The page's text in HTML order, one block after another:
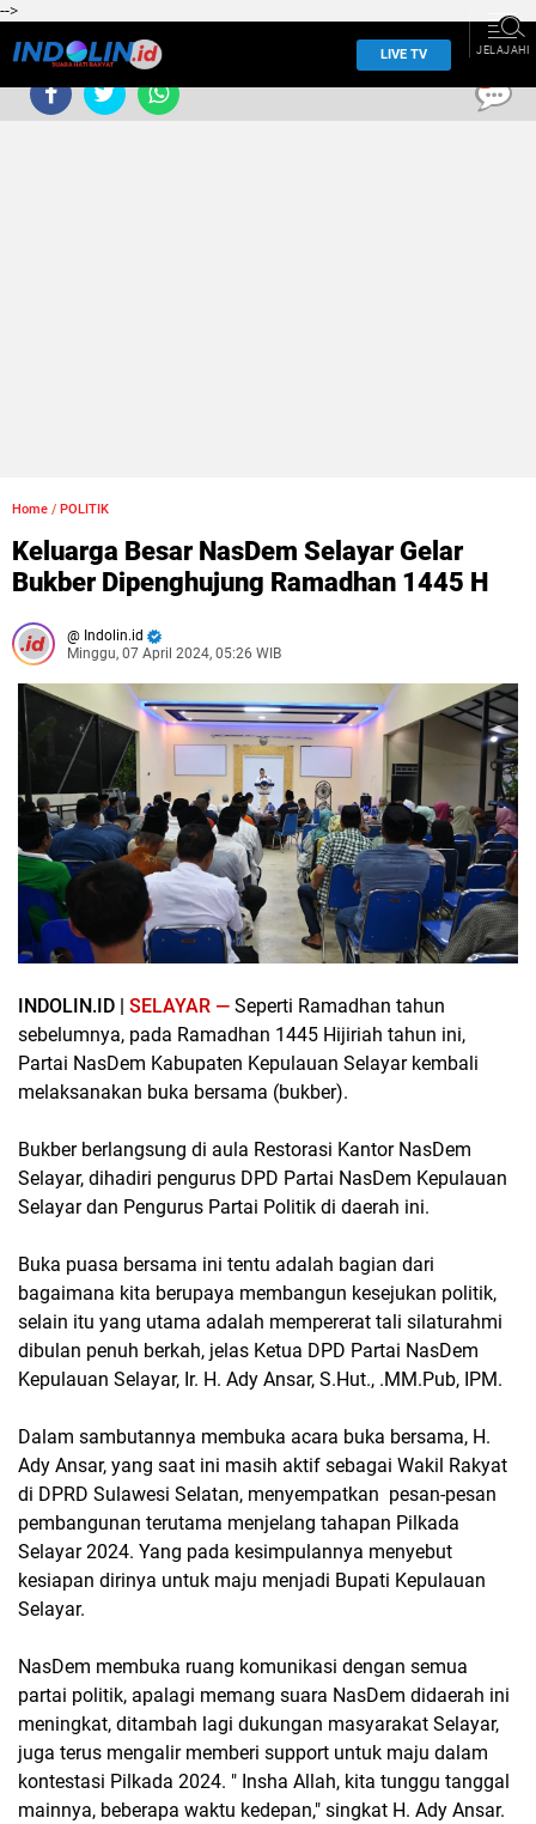
-->
LIVE TV JELAJAHI
Home / POLITIK
Keluarga Besar NasDem Selayar Gelar
Bukber Dipenghujung Ramadhan 1445 H
Indolin.id
Minggu, 07 April 2024, 05:26 WIB
INDOLIN.ID | SELAYAR — Seperti Ramadhan tahun
sebelumnya, pada Ramadhan 1445 Hijiriah tahun ini,
Partai NasDem Kabupaten Kepulauan Selayar kembali
melaksanakan buka bersama (bukber).
Bukber berlangsung di aula Restorasi Kantor NasDem
Selayar, dihadiri pengurus DPD Partai NasDem Kepulauan
Selayar dan Pengurus Partai Politik di daerah ini.
Buka puasa bersama ini tentu adalah bagian dari
bagaimana kita berupaya membangun kesejukan politik,
selain itu yang utama adalah mempererat tali silaturahmi
dibulan penuh berkah, jelas Ketua DPD Partai NasDem
Kepulauan Selayar, Ir. H. Ady Ansar, S.Hut., .MM.Pub, IPM.
Dalam sambutannya membuka acara buka bersama, H.
Ady Ansar, yang saat ini masih aktif sebagai Wakil Rakyat
di DPRD Sulawesi Selatan, menyempatkan pesan-pesan
pembangunan terutama menjelang tahapan Pilkada
Selayar 2024. Yang pada kesimpulannya menyebut
kesiapan dirinya untuk maju menjadi Bupati Kepulauan
Selayar.
NasDem membuka ruang komunikasi dengan semua
partai politik, apalagi memang suara NasDem didaerah ini
meningkat, ditambah lagi dukungan masyarakat Selayar,
juga terus mengalir memberi support untuk maju dalam
kontestasi Pilkada 2024. " Insha Allah, kita tunggu tanggal
mainnya, beberapa waktu kedepan," singkat H. Ady Ansar.